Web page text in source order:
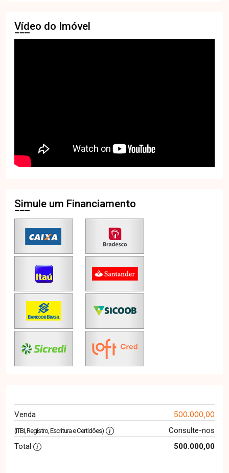
Vídeo do Imóvel
Simule um Financiamento
Venda 500.000,00
(ITBI, Registro, Escritura e Certidões)
Consulte-nos
Total
500.000,00